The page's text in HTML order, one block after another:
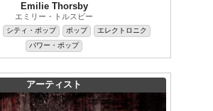
Emilie Thorsby
エミリー・トルスビー
シティ・ポップ ポップ
エレクトロニク
パワー・ポップ
アーティスト